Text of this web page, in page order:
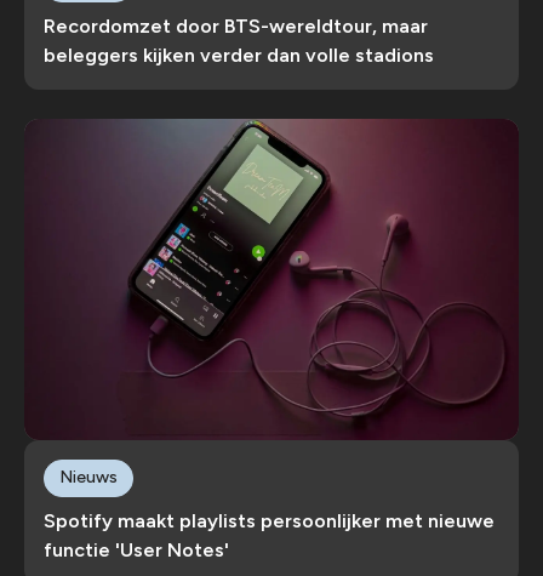
Recordomzet door BTS-wereldtour, maar
beleggers kijken verder dan volle stadions
Spotify maakt playlists persoonlijker met nieuwe
functie 'User Notes'
Nieuws